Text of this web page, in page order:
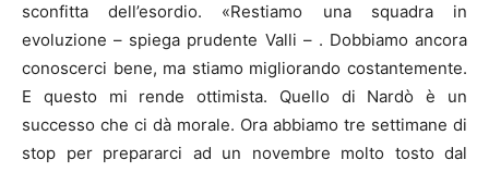
sconfitta dell’esordio. «Restiamo una squadra in
evoluzione – spiega prudente Valli – . Dobbiamo ancora
conoscerci bene, ma stiamo migliorando costantemente.
E questo mi rende ottimista. Quello di Nardò è un
successo che ci dà morale. Ora abbiamo tre settimane di
stop per prepararci ad un novembre molto tosto dal